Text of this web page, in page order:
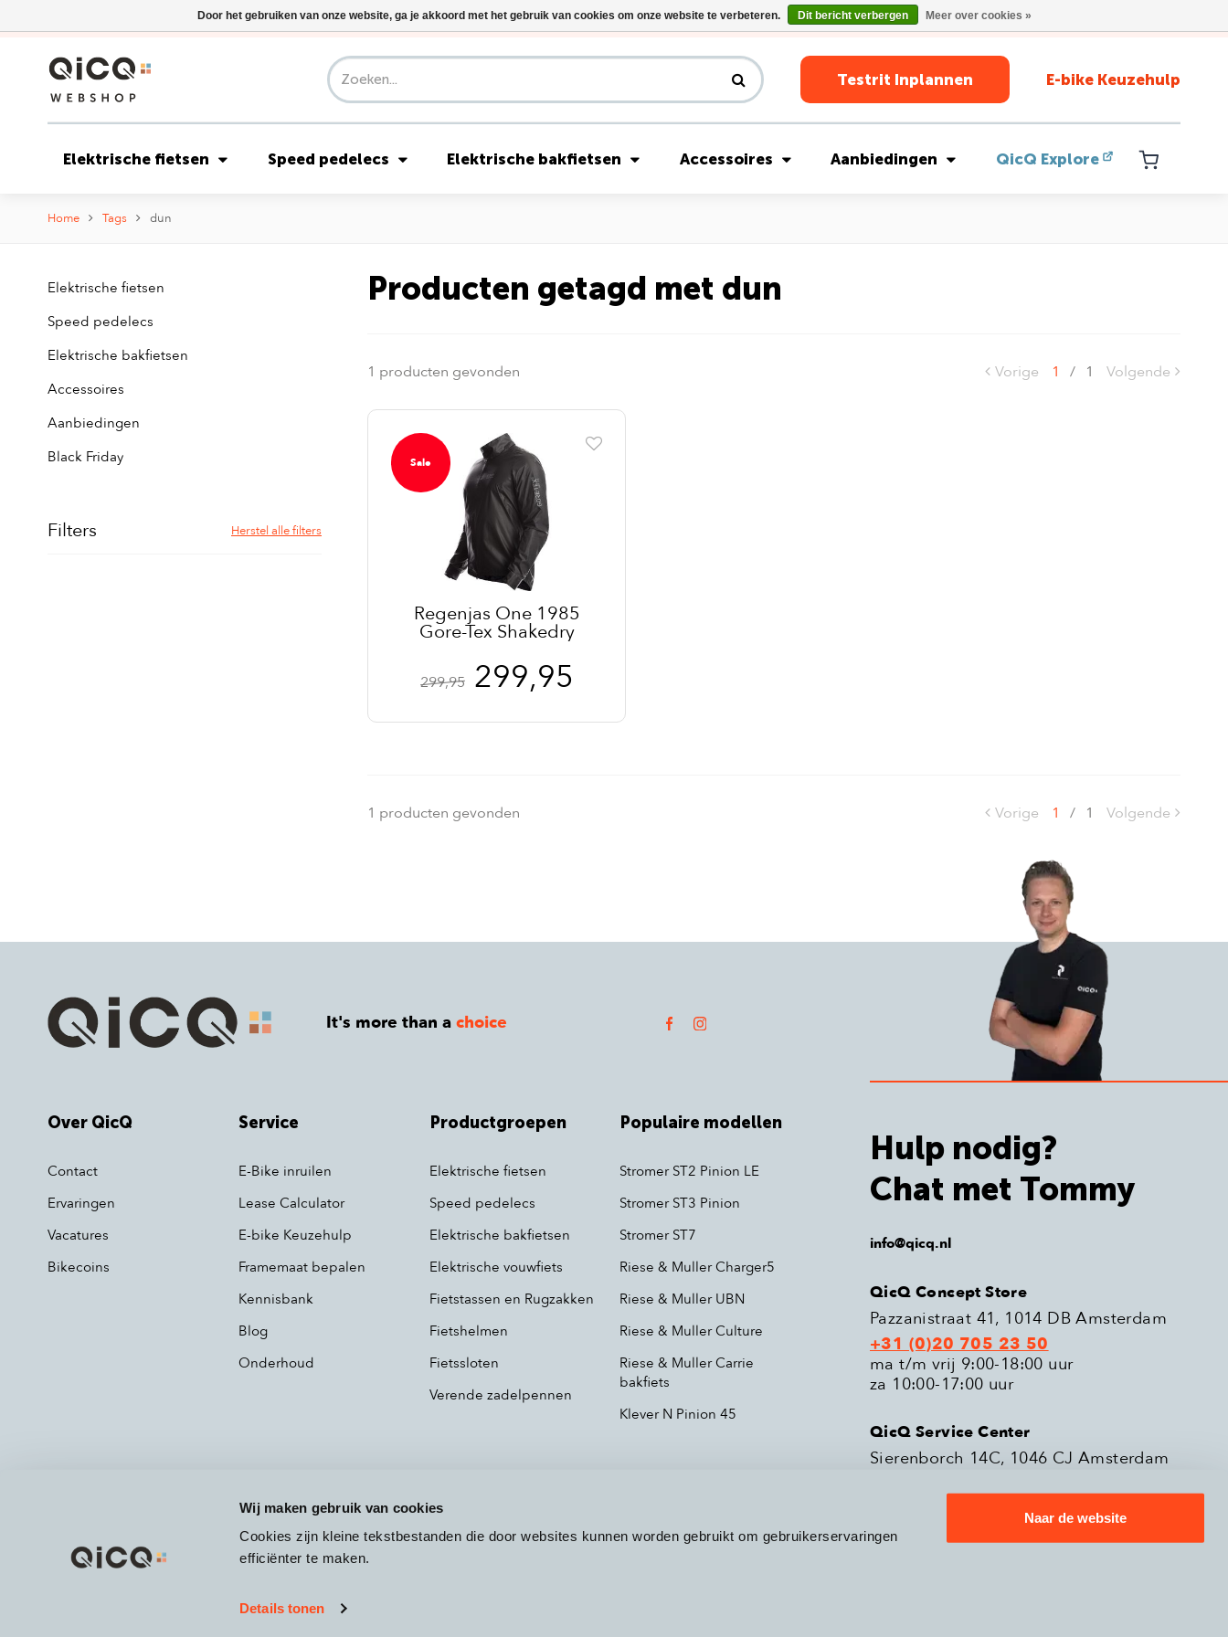
Wij maken gebruik van cookies
Cookies zijn kleine tekstbestanden die door websites kunnen worden gebruikt om gebruikerservaringen
efficiënter te maken.
Details tonen
Naar de website
Riese & Müller Nevo5 Silent Core nu direct uit voorraad leverbaar!
Testrit Inplannen E-bike Keuzehulp
Elektrische fietsen Speed pedelecs Elektrische bakfietsen Accessoires Aanbiedingen QicQ Explore
Home Tags dun
Elektrische fietsen
Speed pedelecs
Elektrische bakfietsen
Accessoires
Aanbiedingen
Black Friday
Filters Herstel alle filters
Producten getagd met dun
1 producten gevonden Vorige 1 / 1 Volgende
Sale
Regenjas One 1985
Gore-Tex Shakedry
299,95 299,95
1 producten gevonden Vorige 1 / 1 Volgende
It's more than achoice
Over QicQ
Contact
Ervaringen
Vacatures
Bikecoins
Service
E-Bike inruilen
Lease Calculator
E-bike Keuzehulp
Framemaat bepalen
Kennisbank
Blog
Onderhoud
Productgroepen
Elektrische fietsen
Speed pedelecs
Elektrische bakfietsen
Elektrische vouwfiets
Fietstassen en Rugzakken
Fietshelmen
Fietssloten
Verende zadelpennen
Populaire modellen
Stromer ST2 Pinion LE
Stromer ST3 Pinion
Stromer ST7
Riese & Muller Charger5
Riese & Muller UBN
Riese & Muller Culture
Riese & Muller Carrie
bakfiets
Klever N Pinion 45
Hulp nodig?
Chat met Tommy
info@qicq.nl
QicQ Concept Store
Pazzanistraat 41, 1014 DB Amsterdam
+31 (0)20 705 23 50
ma t/m vrij 9:00-18:00 uur
za 10:00-17:00 uur
QicQ Service Center
Sierenborch 14C, 1046 CJ Amsterdam
Door het gebruiken van onze website, ga je akkoord met het gebruik van cookies om onze website te verbeteren. Dit bericht verbergen Meer over cookies »